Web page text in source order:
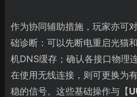
作为协同辅助措施，玩家亦可
础诊断：可以先断电重启光猫
机DNS缓存；确认各接口物理
在使用无线连接，则可更换为
稳的信号。这些基础操作与【